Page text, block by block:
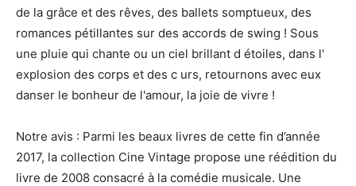
de la grâce et des rêves, des ballets somptueux, des
romances pétillantes sur des accords de swing ! Sous
une pluie qui chante ou un ciel brillant d étoiles, dans l'
explosion des corps et des c urs, retournons avec eux
danser le bonheur de l'amour, la joie de vivre !
Notre avis : Parmi les beaux livres de cette fin d’année
2017, la collection Cine Vintage propose une réédition du
livre de 2008 consacré à la comédie musicale. Une